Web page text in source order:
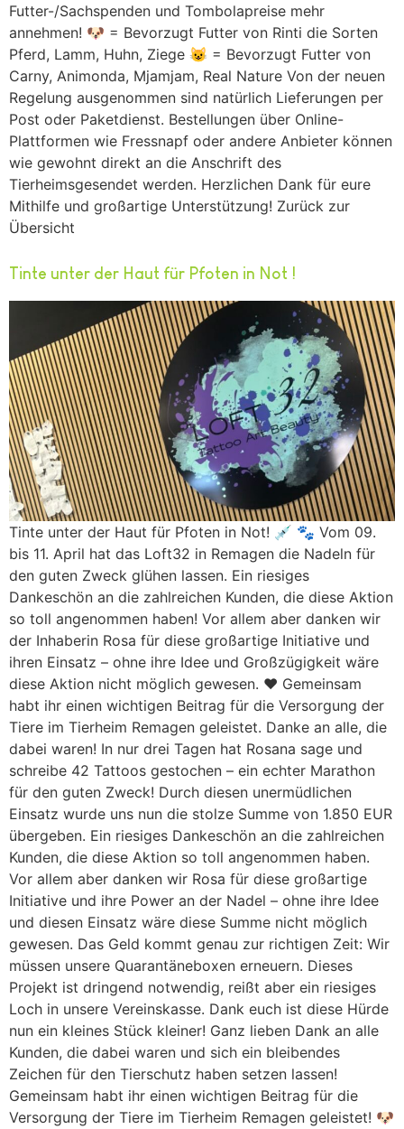
Futter-/Sachspenden und Tombolapreise mehr
annehmen! 🐶 = Bevorzugt Futter von Rinti die Sorten
Pferd, Lamm, Huhn, Ziege 😺 = Bevorzugt Futter von
Carny, Animonda, Mjamjam, Real Nature Von der neuen
Regelung ausgenommen sind natürlich Lieferungen per
Post oder Paketdienst. Bestellungen über Online-
Plattformen wie Fressnapf oder andere Anbieter können
wie gewohnt direkt an die Anschrift des
Tierheimsgesendet werden. Herzlichen Dank für eure
Mithilfe und großartige Unterstützung! Zurück zur
Übersicht
Tinte unter der Haut für Pfoten in Not !
Tinte unter der Haut für Pfoten in Not! 💉 🐾 Vom 09.
bis 11. April hat das Loft32 in Remagen die Nadeln für
den guten Zweck glühen lassen. Ein riesiges
Dankeschön an die zahlreichen Kunden, die diese Aktion
so toll angenommen haben! Vor allem aber danken wir
der Inhaberin Rosa für diese großartige Initiative und
ihren Einsatz – ohne ihre Idee und Großzügigkeit wäre
diese Aktion nicht möglich gewesen. ❤️ Gemeinsam
habt ihr einen wichtigen Beitrag für die Versorgung der
Tiere im Tierheim Remagen geleistet. Danke an alle, die
dabei waren! In nur drei Tagen hat Rosana sage und
schreibe 42 Tattoos gestochen – ein echter Marathon
für den guten Zweck! Durch diesen unermüdlichen
Einsatz wurde uns nun die stolze Summe von 1.850 EUR
übergeben. Ein riesiges Dankeschön an die zahlreichen
Kunden, die diese Aktion so toll angenommen haben.
Vor allem aber danken wir Rosa für diese großartige
Initiative und ihre Power an der Nadel – ohne ihre Idee
und diesen Einsatz wäre diese Summe nicht möglich
gewesen. Das Geld kommt genau zur richtigen Zeit: Wir
müssen unsere Quarantäneboxen erneuern. Dieses
Projekt ist dringend notwendig, reißt aber ein riesiges
Loch in unsere Vereinskasse. Dank euch ist diese Hürde
nun ein kleines Stück kleiner! Ganz lieben Dank an alle
Kunden, die dabei waren und sich ein bleibendes
Zeichen für den Tierschutz haben setzen lassen!
Gemeinsam habt ihr einen wichtigen Beitrag für die
Versorgung der Tiere im Tierheim Remagen geleistet! 🐶